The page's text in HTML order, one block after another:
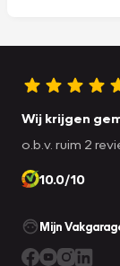
Wij krijgen
o.b.v. ruim 2
10.0/10
Mijn